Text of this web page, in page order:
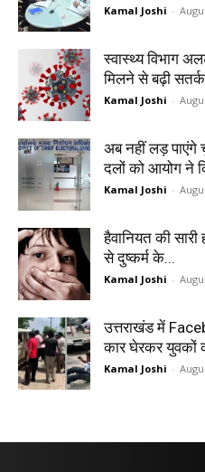
Kamal Joshi -
स्वास्थ्य विभाग
मिलने से बढ़ी
Kamal Joshi -
अब नहीं लड़ पाएंगे
दलों को आयोग ने
Kamal Joshi -
हैवानियत की
से दुष्कर्म के...
Kamal Joshi -
उत्तराखंड में
कार घेरकर युवकों
Kamal Joshi -